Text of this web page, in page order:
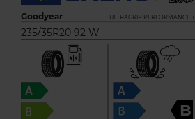
Goodyear ULTRAGRIP PERFORMANCE +
235/35R20 92 W
B